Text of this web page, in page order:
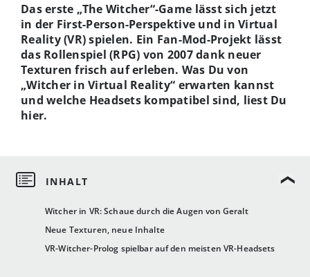
Witcher in VR: Schaue durch die Augen von Geralt
Neue Texturen, neue Inhalte
VR-Witcher-Prolog spielbar auf den meisten VR-Headsets
Das erste „The Witcher“-Game lässt sich jetzt
in der First-Person-Perspektive und in Virtual
Reality (VR) spielen. Ein Fan-Mod-Projekt lässt
das Rollenspiel (RPG) von 2007 dank neuer
Texturen frisch auf erleben. Was Du von
„Witcher in Virtual Reality“ erwarten kannst
und welche Headsets kompatibel sind, liest Du
hier.